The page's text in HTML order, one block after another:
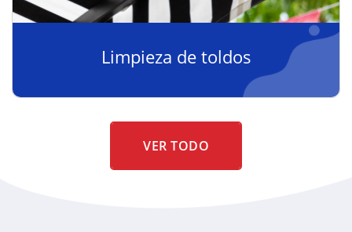
Limpieza de toldos
VER TODO